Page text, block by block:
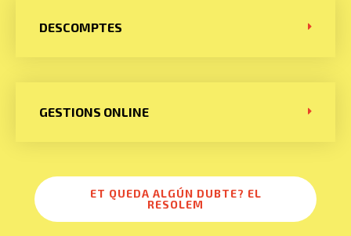
DESCOMPTES
GESTIONS ONLINE
ET QUEDA ALGÚN DUBTE? EL
RESOLEM